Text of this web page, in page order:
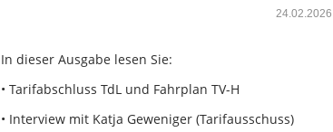
24.02.2026
In dieser Ausgabe lesen Sie:
• Tarifabschluss TdL und Fahrplan TV-H
• Interview mit Katja Geweniger (Tarifausschuss)